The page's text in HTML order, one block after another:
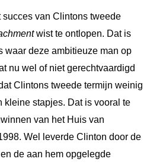
van Clintons tweede
wist te ontlopen. Dat is
waar deze ambitieuze man op
nu wel of niet gerechtvaardigd
Clintons tweede termijn weinig
kleine stapjes. Dat is vooral te
van het Huis van
Wel leverde Clinton door de
de aan hem opgelegde